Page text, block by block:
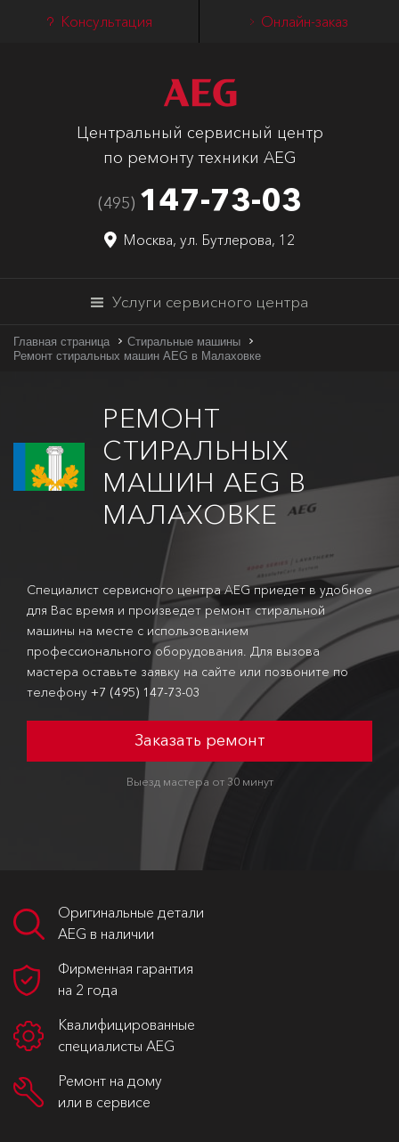
Консультация Онлайн-заказ
Центральный сервисный центр
по ремонту техники AEG
(495) 147-73-03
Москва, ул. Бутлерова, 12
Услуги сервисного центра
Главная страница
Стиральные машины
Ремонт стиральных машин AEG в Малаховке
РЕМОНТ
СТИРАЛЬНЫХ
МАШИН AEG В
МАЛАХОВКЕ
Специалист сервисного центра AEG приедет в удобное
для Вас время и произведет ремонт стиральной
машины на месте с использованием
профессионального оборудования. Для вызова
мастера оставьте заявку на сайте или позвоните по
телефону +7 (495) 147-73-03
Заказать ремонт
Выезд мастера от 30 минут
Оригинальные детали
AEG в наличии
Фирменная гарантия
на 2 года
Квалифицированные
специалисты AEG
Ремонт на дому
или в сервисе